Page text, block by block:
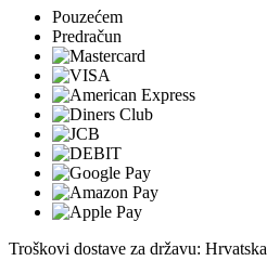
Pouzećem
Predračun
Troškovi dostave za državu: Hrvatska